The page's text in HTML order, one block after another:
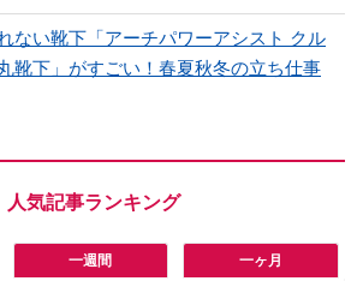
ない靴下「アーチパワーアシスト クル
靴下」がすごい！春夏秋冬の立ち仕事
一週間 一ヶ月